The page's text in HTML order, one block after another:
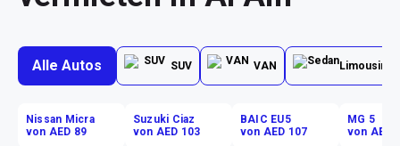
Alle Autos SUV VAN Limousine
Nissan Micra
von AED 89
Suzuki Ciaz
von AED 103
BAIC EU5
von AED 107
MG 5
von AED